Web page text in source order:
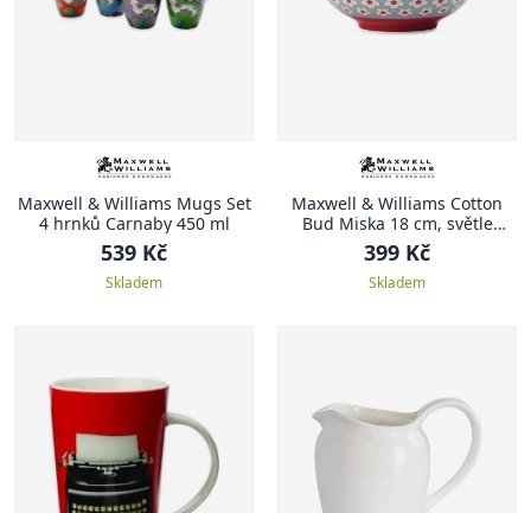
Maxwell & Williams Mugs Set
4 hrnků Carnaby 450 ml
539 Kč
Skladem
Maxwell & Williams Cotton
Bud Miska 18 cm, světle
modrá
399 Kč
Skladem